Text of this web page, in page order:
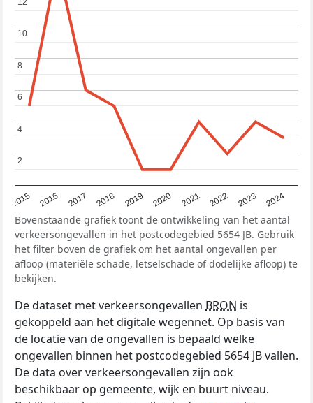
2015 2016 2017 2018 2019 2020 2021 2022 2023 2024
2
2
4
4
6
6
8
8
10
10
12
12
Bovenstaande grafiek toont de ontwikkeling van het aantal
verkeersongevallen in het postcodegebied 5654 JB. Gebruik
het filter boven de grafiek om het aantal ongevallen per
afloop (materiële schade, letselschade of dodelijke afloop) te
bekijken.
De dataset met verkeersongevallen BRON is
gekoppeld aan het digitale wegennet. Op basis van
de locatie van de ongevallen is bepaald welke
ongevallen binnen het postcodegebied 5654 JB vallen.
De data over verkeersongevallen zijn ook
beschikbaar op gemeente, wijk en buurt niveau.